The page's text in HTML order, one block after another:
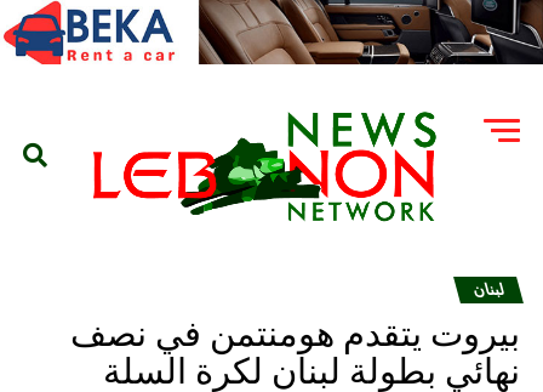
لبنان
بيروت يتقدم هومنتمن في نصف
نهائي بطولة لبنان لكرة السلة